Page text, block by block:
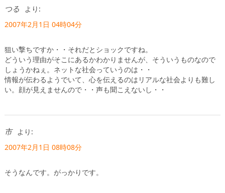
つる
より:
2007年2月1日 04時04分
狙い撃ちですか・・それだとショックですね。
どういう理由がそこにあるかわかりませんが、そういうものなので
しょうかねぇ。ネットな社会っていうのは・・
情報が伝わるようでいて、心を伝えるのはリアルな社会よりも難し
い。顔が見えませんので・・声も聞こえないし・・
市
より:
2007年2月1日 08時08分
そうなんです。がっかりです。